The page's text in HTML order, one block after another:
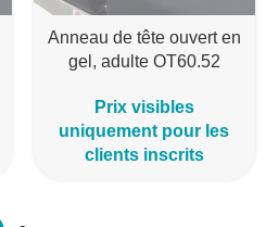
Anneau de tête ouvert en
gel, adulte OT60.52
Prix visibles
uniquement pour les
clients inscrits